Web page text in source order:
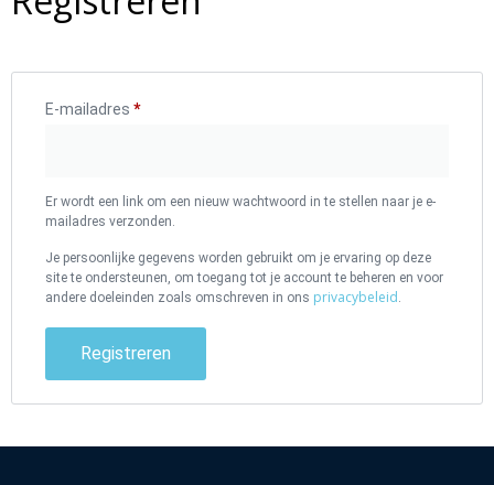
E-mailadres *
Er wordt een link om een nieuw wachtwoord in te stellen naar je e-
mailadres verzonden.
Je persoonlijke gegevens worden gebruikt om je ervaring op deze
site te ondersteunen, om toegang tot je account te beheren en voor
andere doeleinden zoals omschreven in ons privacybeleid
Registreren